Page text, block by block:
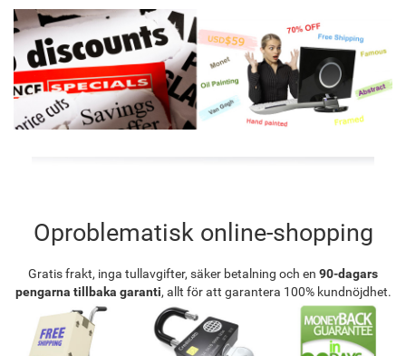
Oproblematisk online-shopping
Gratis frakt, inga tullavgifter, säker betalning och en 90-dagars
pengarna tillbaka garanti, allt för att garantera 100% kundnöjdhet.